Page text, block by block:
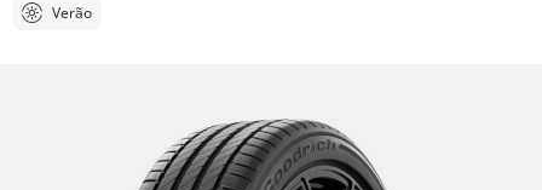
Verão